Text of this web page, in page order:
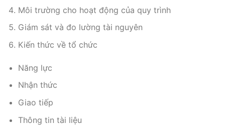
Môi trường cho hoạt động của quy trình
Giám sát và đo lường tài nguyên
Kiến thức về tổ chức
Năng lực
Nhận thức
Giao tiếp
Thông tin tài liệu